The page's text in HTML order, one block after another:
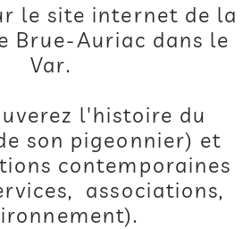
le site internet de la
Brue-Auriac dans le
Var.
l'histoire du
son pigeonnier) et
contemporaines
associations,